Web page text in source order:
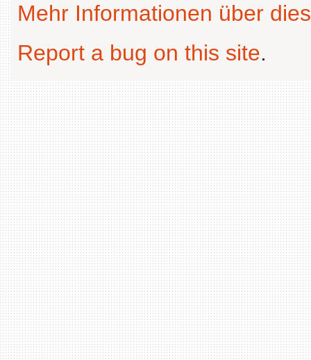
Mehr Informationen über
Report a bug on this site.